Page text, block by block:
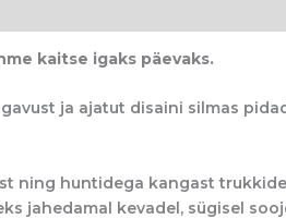
kaitse igaks päevaks.
ja ajatut disaini silmas
ning huntidega kangast
jahedamal kevadel, sügisel